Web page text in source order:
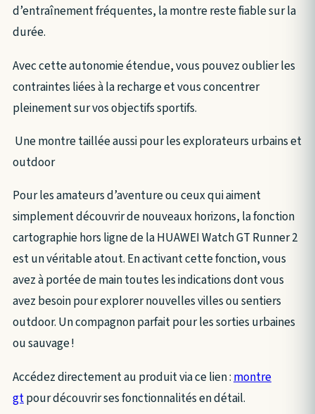
d’entraînement fréquentes, la montre reste fiable sur la
durée.
Avec cette autonomie étendue, vous pouvez oublier les
contraintes liées à la recharge et vous concentrer
pleinement sur vos objectifs sportifs.
Une montre taillée aussi pour les explorateurs urbains et
outdoor
Pour les amateurs d’aventure ou ceux qui aiment
simplement découvrir de nouveaux horizons, la fonction
cartographie hors ligne de la HUAWEI Watch GT Runner 2
est un véritable atout. En activant cette fonction, vous
avez à portée de main toutes les indications dont vous
avez besoin pour explorer nouvelles villes ou sentiers
outdoor. Un compagnon parfait pour les sorties urbaines
ou sauvage !
Accédez directement au produit via ce lien : montre
gtpour découvrir ses fonctionnalités en détail.